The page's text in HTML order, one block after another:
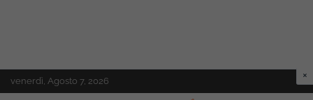
to
venerdì, Agosto 7, 2026